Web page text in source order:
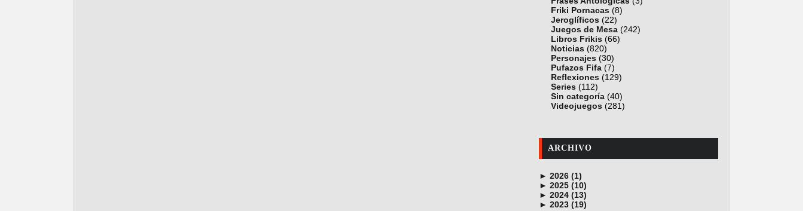
Friki Pornacas (8)
Jeroglíficos (22)
Juegos de Mesa (242)
Libros Frikis (66)
Noticias (820)
Personajes (30)
Pufazos Fifa (7)
Reflexiones (129)
Series (112)
Sin categoría (40)
Videojuegos (281)
ARCHIVO
► 2026 (1)
junio (1)
► 2025 (10)
noviembre (1)
octubre (1)
► 2024 (13)
diciembre (4)
► 2023 (19)